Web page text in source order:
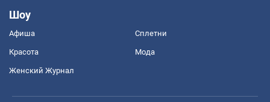
Шоу
Афиша Сплетни
Красота Мода
Женский Журнал